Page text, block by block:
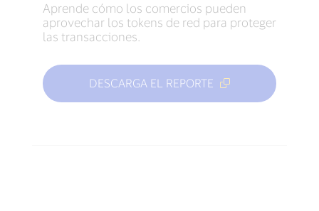
Aprende cómo los comercios pueden
aprovechar los tokens de red para proteger
las transacciones.
DESCARGA EL REPORTE